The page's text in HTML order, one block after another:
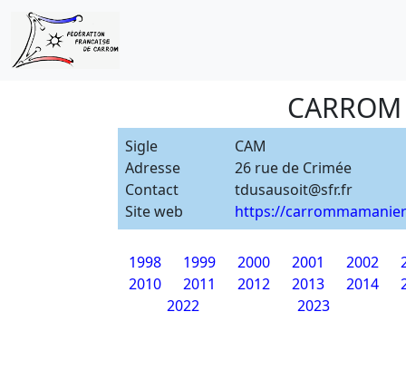
Sigle
CAM
Adresse
26 rue de Crimée
Contact
tdusausoit@sfr.fr
Site web
https://
1998 1999 2000 2001 2002
2010
2011 2012 2013 2014
2022
2023